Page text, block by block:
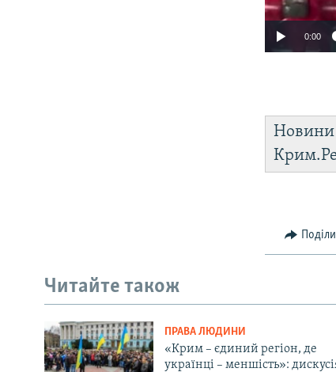
0:00
Новини
Читайте також
ПРАВА ЛЮДИНИ
«Крим – єдиний регіон, де
українці – меншість»: